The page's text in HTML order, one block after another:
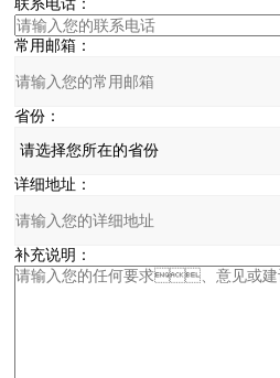
常用邮箱：
省份：
详细地址：
补充说明：